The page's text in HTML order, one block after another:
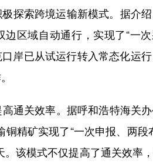
索跨境运输新模式。据介
区域自动通行，实现了“一
岸已从试运行转入常态化运
关效率。据呼和浩特海关办
铜精矿实现了“一次申报、两
。该模式不仅提高了通关效率